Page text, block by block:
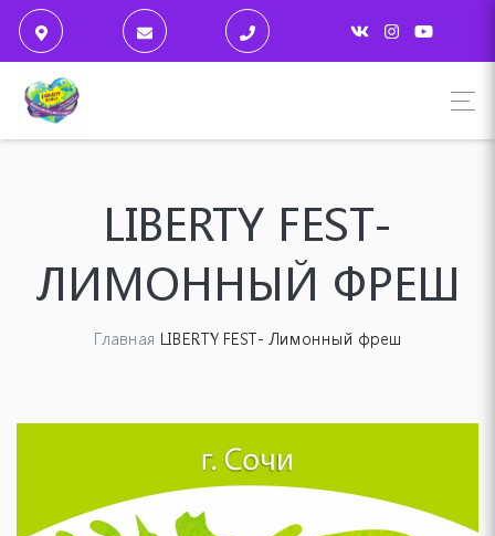
LIBERTY FEST-
ЛИМОННЫЙ ФРЕШ
Главная LIBERTY FEST- Лимонный фреш